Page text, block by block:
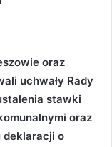
oraz
uchwały Rady
stawki
oraz
deklaracji o